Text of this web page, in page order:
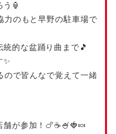
🏮
力のもと早野の駐車場で
的な盆踊り曲まで🎵
ので皆んなで覚えて一緒
が参加！🍗☕️🍧🍓🍬